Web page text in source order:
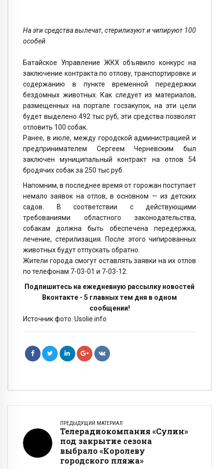
На эти средства вылечат, стерилизуют и чипируют 100
особей
Батайское Управление ЖКХ объявило конкурс на
заключение контракта по отлову, транспортировке и
содержанию в пункте временной передержки
бездомных животных. Как следует из материалов,
размещенных на портале госзакупок, на эти цели
будет выделено 492 тыс руб, эти средства позволят
отловить 100 собак.
Ранее, в июле, между городской администрацией и
предпринимателем Сергеем Черневским был
заключен муниципальный контракт на отлов 54
бродячих собак за 250 тыс руб.
Напомним, в последнее время от горожан поступает
немало заявок на отлов, в основном — из детских
садов. В соответствии с действующими
требованиями областного законодательства,
собакам должна быть обеспечена передержка,
лечение, стерилизация. После этого чипированных
животных будут отпускать обратно.
Жители города смогут оставлять заявки на их отлов
по телефонам 7-03-01 и 7-03-12.
Подпишитесь на ежедневную рассылку новостей
Вконтакте - 5 главных тем дня в одном
сообщении!
Источник фото: Usolie.info
ПРЕДЫДУЩИЙ МАТЕРИАЛ
Телерадиокомпания «Сулин»
под закрытие сезона
выбрало «Королеву
городского пляжа»